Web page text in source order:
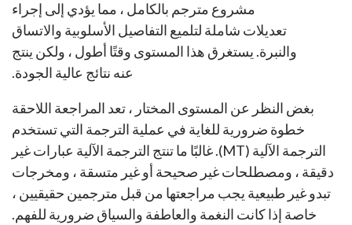
مشروع مترجم بالكامل ، مما يؤدي إلى إجراء
تعديلات شاملة لتلميع التفاصيل الأسلوبية والاتساق
والنبرة. يستغرق هذا المستوى وقتًا أطول ، ولكن ينتج
عنه نتائج عالية الجودة.
بغض النظر عن المستوى المختار ، تعد المراجعة اللاحقة
خطوة ضرورية للغاية في عملية الترجمة التي تستخدم
الترجمة الآلية (MT). غالبًا ما تنتج الترجمة الآلية عبارات غير
دقيقة ، ومصطلحات غير صحيحة أو غير متسقة ، ومخرجات
تبدو غير طبيعية يجب مراجعتها من قبل مترجمين حقيقيين ،
خاصة إذا كانت النغمة والعاطفة والسياق ضرورية للفهم.